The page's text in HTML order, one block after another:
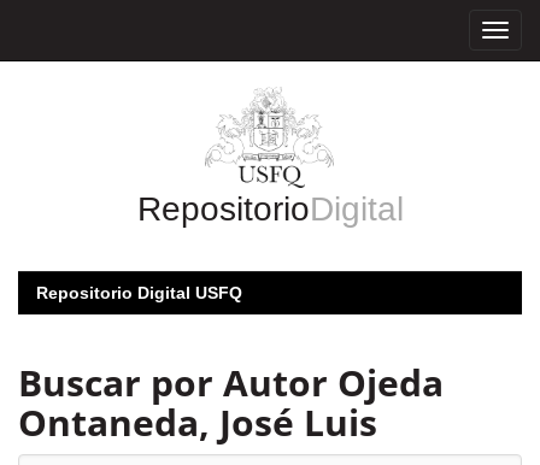
RepositorioDigital
Repositorio Digital USFQ
Buscar por Autor Ojeda
Ontaneda, José Luis